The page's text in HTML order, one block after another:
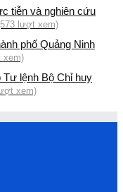
tiễn và nghiên cứu
lượt xem)
phố Quảng Ninh
xem)
lệnh Bộ Chỉ huy
xem)